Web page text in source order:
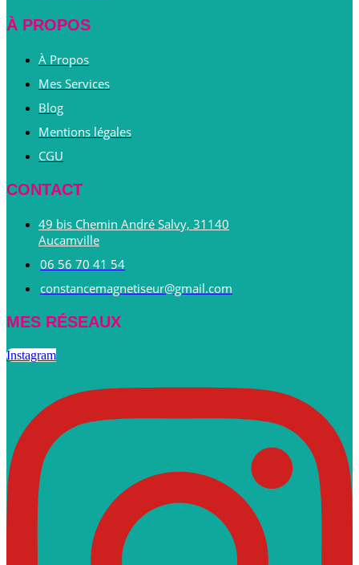
À PROPOS
À Propos
Mes Services
Blog
Mentions légales
CGU
CONTACT
49 bis Chemin André Salvy, 31140
Aucamville
06 56 70 41 54
constancemagnetiseur@gmail.com
MES RÉSEAUX
Instagram